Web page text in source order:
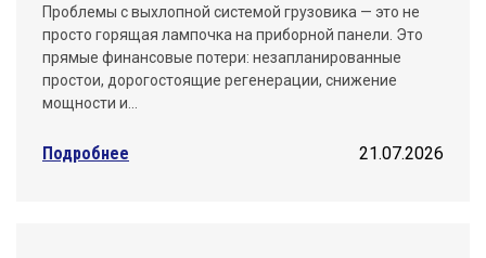
Проблемы с выхлопной системой грузовика — это не
просто горящая лампочка на приборной панели. Это
прямые финансовые потери: незапланированные
простои, дорогостоящие регенерации, снижение
мощности и…
21.07.2026
Подробнее